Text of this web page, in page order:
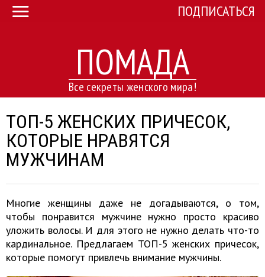
ПОМАДА
Все секреты женского мира!
ПОДПИСАТЬСЯ
ТОП-5 ЖЕНСКИХ ПРИЧЕСОК,
КОТОРЫЕ НРАВЯТСЯ
МУЖЧИНАМ
Многие женщины даже не догадываются, о том,
чтобы понравится мужчине нужно просто красиво
уложить волосы. И для этого не нужно делать что-то
кардинальное. Предлагаем ТОП-5 женских причесок,
которые помогут привлечь внимание мужчины.